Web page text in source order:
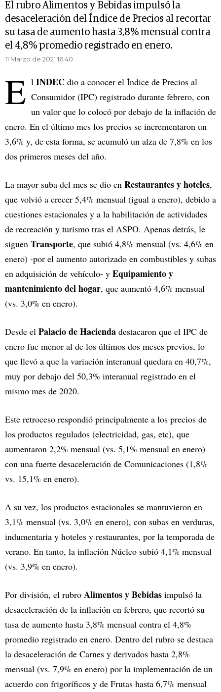
El rubro Alimentos y Bebidas impulsó la
desaceleración del Índice de Precios al recortar
su tasa de aumento hasta 3,8% mensual contra
el 4,8% promedio registrado en enero.
11 Marzo de 2021 16.40
E l INDEC dio a conocer el Índice de Precios al
Consumidor (IPC) registrado durante febrero, con
un valor que lo colocó por debajo de la inflación de
enero. En el último mes los precios se incrementaron un
3,6% y, de esta forma, se acumuló un alza de 7,8% en los
dos primeros meses del año.
La mayor suba del mes se dio en Restaurantes y hoteles,
que volvió a crecer 5,4% mensual (igual a enero), debido a
cuestiones estacionales y a la habilitación de actividades
de recreación y turismo tras el ASPO. Apenas detrás, le
siguen Transporte, que subió 4,8% mensual (vs. 4,6% en
enero) -por el aumento autorizado en combustibles y subas
en adquisición de vehículo- y Equipamiento y
mantenimiento del hogar, que aumentó 4,6% mensual
(vs. 3,0% en enero).
Desde el Palacio de Hacienda destacaron que el IPC de
enero fue menor al de los últimos dos meses previos, lo
que llevó a que la variación interanual quedara en 40,7%,
muy por debajo del 50,3% interanual registrado en el
mismo mes de 2020.
Este retroceso respondió principalmente a los precios de
los productos regulados (electricidad, gas, etc), que
aumentaron 2,2% mensual (vs. 5,1% mensual en enero)
con una fuerte desaceleración de Comunicaciones (1,8%
vs. 15,1% en enero).
A su vez, los productos estacionales se mantuvieron en
3,1% mensual (vs. 3,0% en enero), con subas en verduras,
indumentaria y hoteles y restaurantes, por la temporada de
verano. En tanto, la inflación Núcleo subió 4,1% mensual
(vs. 3,9% en enero).
Por división, el rubro Alimentos y Bebidas impulsó la
desaceleración de la inflación en febrero, que recortó su
tasa de aumento hasta 3,8% mensual contra el 4,8%
promedio registrado en enero. Dentro del rubro se destaca
la desaceleración de Carnes y derivados hasta 2,8%
mensual (vs. 7,9% en enero) por la implementación de un
acuerdo con frigoríficos y de Frutas hasta 6,7% mensual